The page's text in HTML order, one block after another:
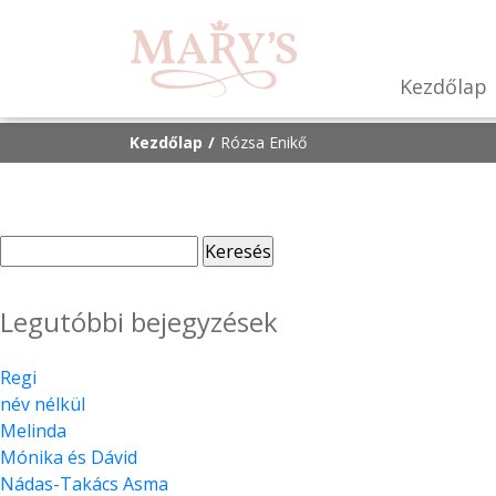
Kezdőlap
Kezdőlap Rózsa Enikő
Legutóbbi bejegyzések
Regi
név nélkül
Melinda
Mónika és Dávid
Nádas-Takács Asma